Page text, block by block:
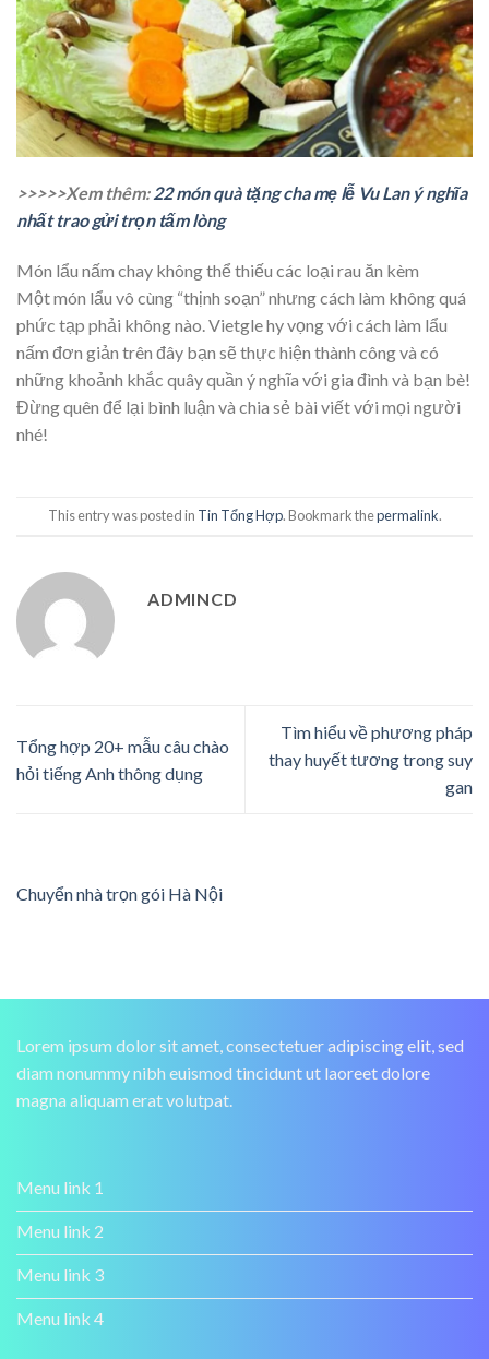
>>>>>Xem thêm:22 món quà tặng cha mẹ lễ Vu Lan ý nghĩa
nhất trao gửi trọn tấm lòng
Món lẩu nấm chay không thể thiếu các loại rau ăn kèm
Một món lẩu vô cùng “thịnh soạn” nhưng cách làm không quá
phức tạp phải không nào. Vietgle hy vọng với cách làm lẩu
nấm đơn giản trên đây bạn sẽ thực hiện thành công và có
những khoảnh khắc quây quần ý nghĩa với gia đình và bạn bè!
Đừng quên để lại bình luận và chia sẻ bài viết với mọi người
nhé!
This entry was posted in Tin Tổng Hợp. Bookmark thepermalink.
ADMINCD
Tổng hợp 20+ mẫu câu chào
hỏi tiếng Anh thông dụng
Tìm hiểu về phương pháp
thay huyết tương trong suy
gan
Chuyển nhà trọn gói Hà Nội
Lorem ipsum dolor sit amet, consectetuer adipiscing elit, sed
diam nonummy nibh euismod tincidunt ut laoreet dolore
magna aliquam erat volutpat.
Menu link 1
Menu link 2
Menu link 3
Menu link 4